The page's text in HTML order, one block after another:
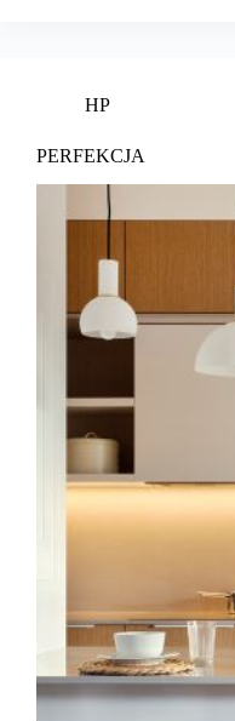
HP
PERFEKCJA